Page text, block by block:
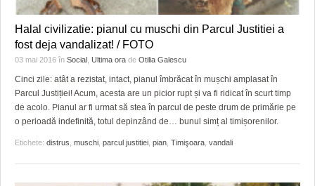
Halal civilizatie: pianul cu muschi din Parcul Justitiei a
fost deja vandalizat! / FOTO
03 mai 2016 în Social Ultima ora de Otilia Galescu
Cinci zile: atât a rezistat, intact, pianul îmbrăcat în mușchi amplasat în
Parcul Justiției! Acum, acesta are un picior rupt și va fi ridicat în scurt timp
de acolo. Pianul ar fi urmat să stea în parcul de peste drum de primărie pe
o perioadă indefinită, totul depinzând de… bunul simț al timișorenilor.
Etichete: distrus muschi parcul justitiei pian Timişoara vandali